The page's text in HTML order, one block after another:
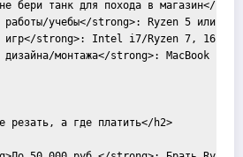
бери танк для похода в магазин</h2>
работы/учебы</strong>: Ryzen 5 или
игр</strong>: Intel i7/Ryzen 7, 16-
дизайна/монтажа</strong>: MacBook
резать, а где платить</h2>